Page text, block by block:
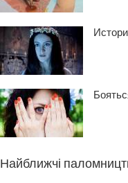
Найближчі